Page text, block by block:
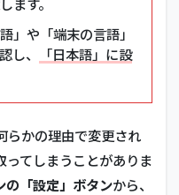
」や「端末の言語」
し、
「日本語」に設
らかの理由で変更され
ってしまうことがありま
の「設定」ボタンから、